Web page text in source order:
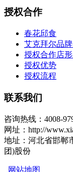
授权合作
春花邱食
艾克拜尔品
授权合作店
授权优势
授权流程
联系我们
咨询热线：4008-
网址：http://
地址：河北省邯郸
团)股份
网站地图